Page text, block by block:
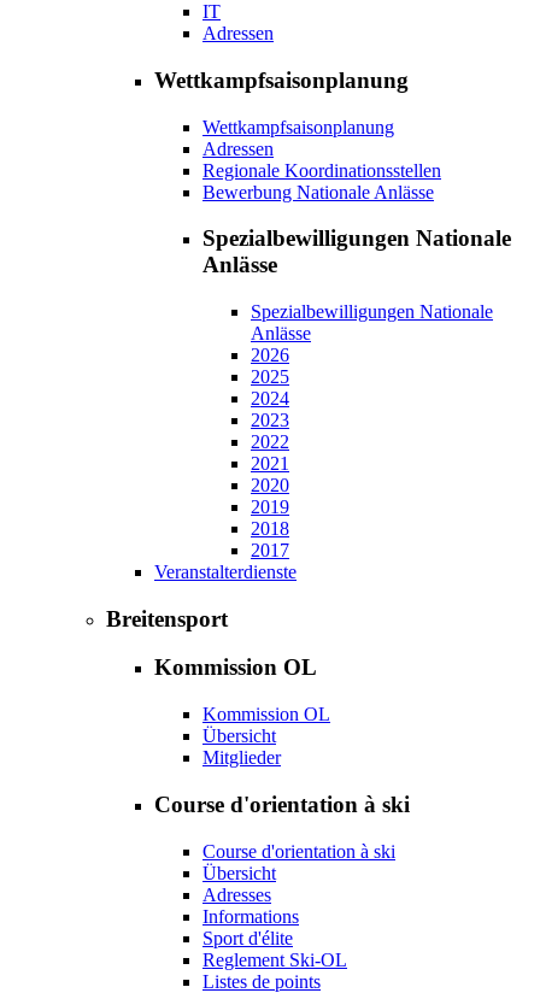
IT
Adressen
Wettkampfsaisonplanung
Wettkampfsaisonplanung
Adressen
Regionale Koordinationsstellen
Bewerbung Nationale Anlässe
Spezialbewilligungen Nationale
Anlässe
Spezialbewilligungen Nationale
Anlässe
2026
2025
2024
2023
2022
2021
2020
2019
2018
2017
Veranstalterdienste
Breitensport
Kommission OL
Kommission OL
Übersicht
Mitglieder
Course d'orientation à ski
Course d'orientation à ski
Übersicht
Adresses
Informations
Sport d'élite
Reglement Ski-OL
Listes de points